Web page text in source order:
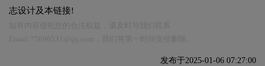
志设计及本链接!
发布于2025-01-06 07:27:00